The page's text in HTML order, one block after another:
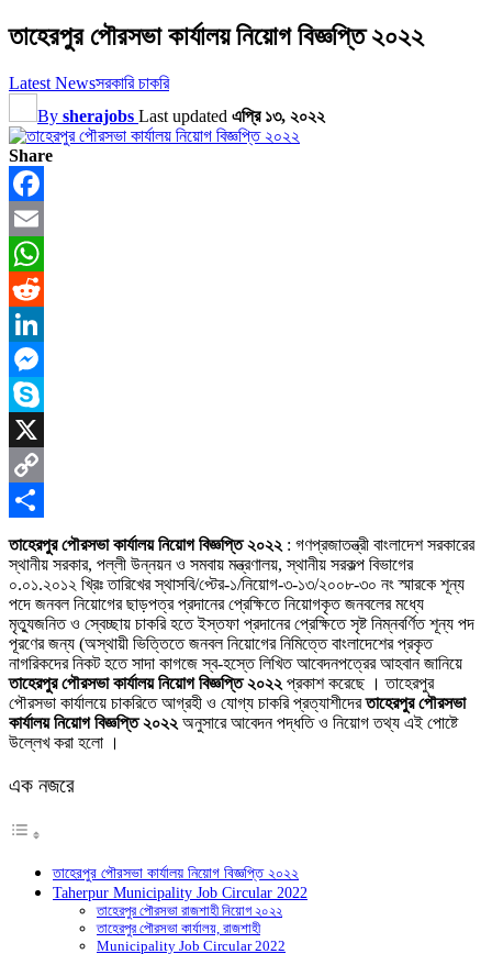
তাহেরপুর পৌরসভা কার্যালয় নিয়োগ বিজ্ঞপ্তি ২০২২
Latest Newsসরকারি চাকরি
By sherajobs Last updated এপ্রি ১৩, ২০২২
Share
Facebook
Email
WhatsApp
Reddit
LinkedIn
Messenger
Skype
X
Copy
Link
Share
তাহেরপুর পৌরসভা কার্যালয় নিয়োগ বিজ্ঞপ্তি ২০২২ : গণপ্রজাতন্ত্রী বাংলাদেশ সরকারের
স্থানীয় সরকার, পল্লী উন্নয়ন ও সমবায় মন্ত্রণালয়, স্থানীয় সরকল্প বিভাগের
০.০১.২০১২ খ্রিঃ তারিখের স্থাসবি/প্টের-১/নিয়ােগ-৩-১৩/২০০৮-৩০ নং স্মারকে শূন্য
পদে জনবল নিয়ােগের ছাড়পত্র প্রদানের প্রেক্ষিতে নিয়ােগকৃত জনবলের মধ্যে
মৃত্যুজনিত ও স্বেচ্ছায় চাকরি হতে ইস্তফা প্রদানের প্রেক্ষিতে সৃষ্ট নিম্নবর্ণিত শূন্য পদ
পূরণের জন্য (অস্থায়ী ভিত্তিতে জনবল নিয়ােগের নিমিত্তে বাংলাদেশের প্রকৃত
নাগরিকদের নিকট হতে সাদা কাগজে স্ব-হস্তে লিখিত আবেদনপত্রের আহবান জানিয়ে
তাহেরপুর পৌরসভা কার্যালয় নিয়োগ বিজ্ঞপ্তি ২০২২ প্রকাশ করেছে । তাহেরপুর
পৌরসভা কার্যালয়ে চাকরিতে আগ্রহী ও যোগ্য চাকরি প্রত্যাশীদেরতাহেরপুর পৌরসভা
কার্যালয় নিয়োগ বিজ্ঞপ্তি ২০২২ অনুসারে আবেদন পদ্ধতি ও নিয়োগ তথ্য এই পোষ্টে
উল্লেখ করা হলো ।
এক নজরে
তাহেরপুর পৌরসভা কার্যালয় নিয়োগ বিজ্ঞপ্তি ২০২২
Taherpur Municipality Job Circular 2022
তাহেরপুর পৌরসভা রাজশাহী নিয়োগ ২০২২
তাহেরপুর পৌরসভা কার্যালয়, রাজশাহী
Municipality Job Circular 2022